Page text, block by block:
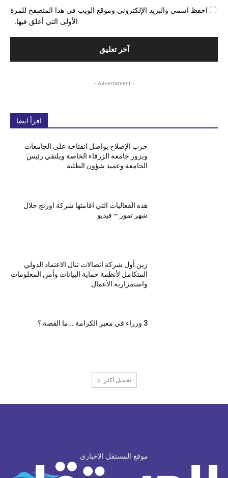
احفظ اسمي والبريد الإلكتروني وموقع الويب في هذا المتصفح للمرة
الأولى التي أعلق فيها.
- Advertisment -
اقرأ ايضا
حزب الإصلاح يواصل انفتاحه على الجامعات
ويزور جامعة الزرقاء الخاصة ويلتقي رئيس
الجامعة وعميد شؤون الطلبة
هذه الفعاليات التي اقامتها شركة اورنج خلال
شهر تموز – فيديو
زين أول شركة اتصالات تنال الاعتماد الدولي
المتكامل لأنظمة حماية البيانات وأمن المعلومات
واستمرارية الأعمال
3 وزراء في معبر الكرامة .. ما القصة ؟
تحميل أكثر
موقع المستقل الاخباري